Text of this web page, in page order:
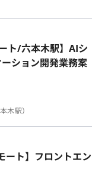
ト/六本木駅】AIシ
ション開発業務案
木駅）
ート】フロントエン